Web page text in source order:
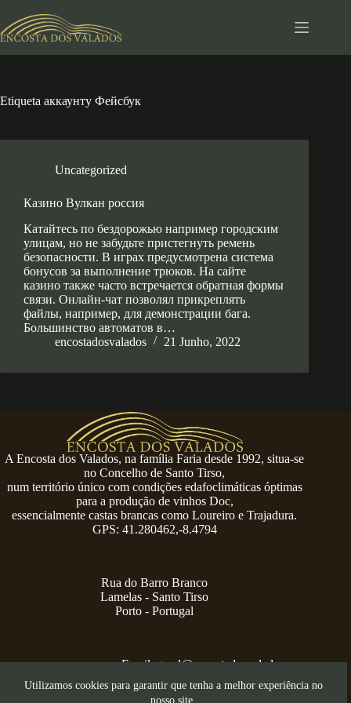
para
o
Utilizamos cookies para garantir que tenha a melhor experiência no
nosso site.
Etiqueta аккаунту Фейсбук
Uncategorized
Казино Вулкан россия
Катайтесь по бездорожью например городским
улицам, но не забудьте пристегнуть ремень
безопасности. В играх предусмотрена система
бонусов за выполнение трюков. На сайте
казино также часто встречается обратная формы
связи. Онлайн-чат позволял прикреплять
файлы, например, для демонстрации бага.
Большинство автоматов в…
encostadosvalados
21 Junho, 2022
A Encosta dos Valados, na família Faria desde 1992, situa-se
no Concelho de Santo Tirso,
num território único com condições edafoclimáticas óptimas
para a produção de vinhos Doc,
essencialmente castas brancas como Loureiro e Trajadura.
GPS: 41.280462,-8.4794
Rua do Barro Branco
Lamelas - Santo Tirso
Porto - Portugal
Email:geral@encostadosvalados.com
+351 914 729 624
Copyright © 2026 – Serra dos Valados